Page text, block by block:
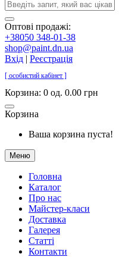
Оптові продажі:
+38050 348-01-38
shop@paint.dn.ua
Вхід | Реєстрація
[ особистий кабінет ]
Корзина: 0 од. 0.00 грн
Корзина
Ваша корзина пуста!
Меню
Головна
Каталог
Про нас
Майстер-класи
Доставка
Галерея
Статтi
Контакти